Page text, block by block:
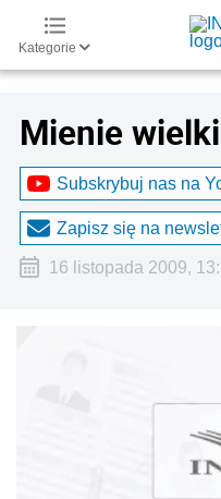
Kategorie
Mienie
Subskrybuj nas na
Zapisz się na
16 listopada 2009,